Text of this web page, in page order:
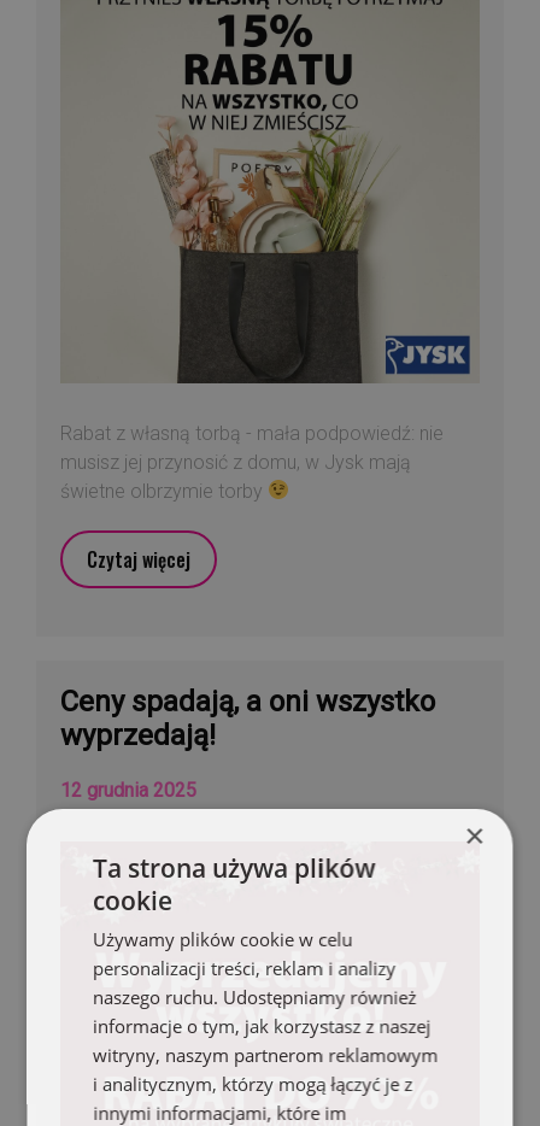
Rabat z własną torbą - mała podpowiedź: nie
musisz jej przynosić z domu, w Jysk mają
świetne olbrzymie torby
Czytaj więcej
Ceny spadają, a oni wszystko
wyprzedają!
12 grudnia 2025
×
Ta strona używa plików
cookie
Używamy plików cookie w celu
personalizacji treści, reklam i analizy
naszego ruchu. Udostępniamy również
informacje o tym, jak korzystasz z naszej
witryny, naszym partnerom reklamowym
i analitycznym, którzy mogą łączyć je z
innymi informacjami, które im